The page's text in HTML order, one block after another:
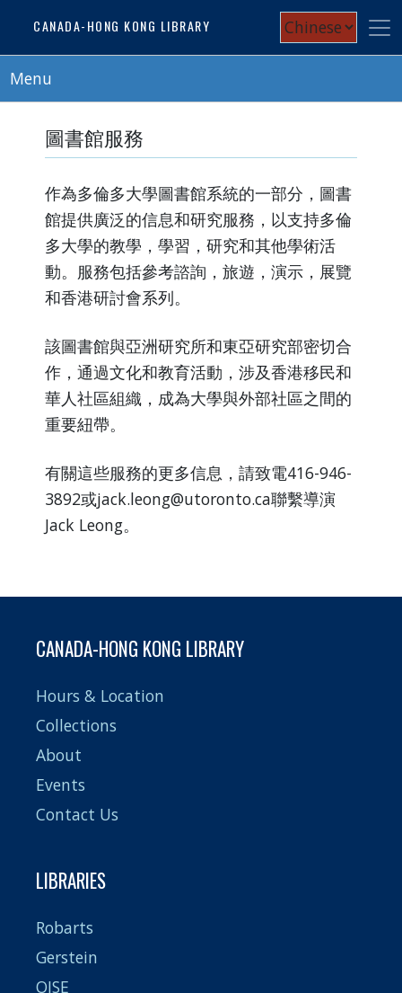
to
main
Select
your
CANADA-HONG KONG LIBRARY
Menu
圖書館服務
作為多倫多大學圖書館系統的一部分，圖書
館提供廣泛的信息和研究服務，以支持多倫
多大學的教學，學習，研究和其他學術活
動。服務包括參考諮詢，旅遊，演示，展覽
和香港研討會系列。
該圖書館與亞洲研究所和東亞研究部密切合
作，通過文化和教育活動，涉及香港移民和
華人社區組織，成為大學與外部社區之間的
重要紐帶。
有關這些服務的更多信息，請致電416-946-
3892或jack.leong@utoronto.ca聯繫導演
Jack Leong。
CANADA-HONG KONG LIBRARY
Hours & Location
Collections
About
Events
Contact Us
LIBRARIES
Robarts
Gerstein
OISE